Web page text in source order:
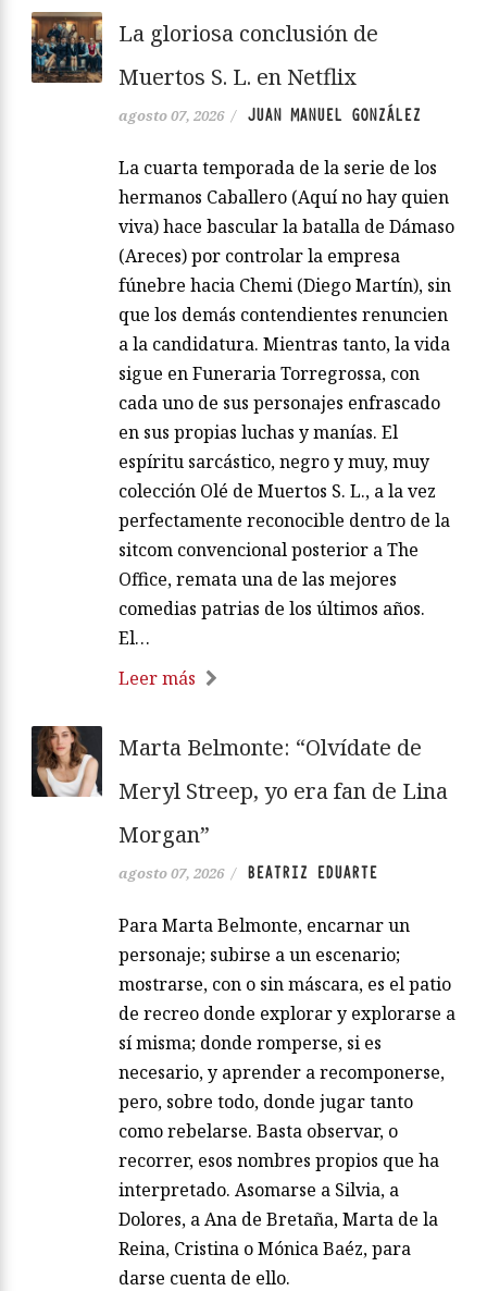
La gloriosa conclusión de
Muertos S. L. en Netflix
agosto 07, 2026 / JUAN MANUEL GONZÁLEZ
La cuarta temporada de la serie de los
hermanos Caballero (Aquí no hay quien
viva) hace bascular la batalla de Dámaso
(Areces) por controlar la empresa
fúnebre hacia Chemi (Diego Martín), sin
que los demás contendientes renuncien
a la candidatura. Mientras tanto, la vida
sigue en Funeraria Torregrossa, con
cada uno de sus personajes enfrascado
en sus propias luchas y manías. El
espíritu sarcástico, negro y muy, muy
colección Olé de Muertos S. L., a la vez
perfectamente reconocible dentro de la
sitcom convencional posterior a The
Office, remata una de las mejores
comedias patrias de los últimos años.
El…
Leer más
Marta Belmonte: “Olvídate de
Meryl Streep, yo era fan de Lina
Morgan”
agosto 07, 2026 / BEATRIZ EDUARTE
Para Marta Belmonte, encarnar un
personaje; subirse a un escenario;
mostrarse, con o sin máscara, es el patio
de recreo donde explorar y explorarse a
sí misma; donde romperse, si es
necesario, y aprender a recomponerse,
pero, sobre todo, donde jugar tanto
como rebelarse. Basta observar, o
recorrer, esos nombres propios que ha
interpretado. Asomarse a Silvia, a
Dolores, a Ana de Bretaña, Marta de la
Reina, Cristina o Mónica Baéz, para
darse cuenta de ello.